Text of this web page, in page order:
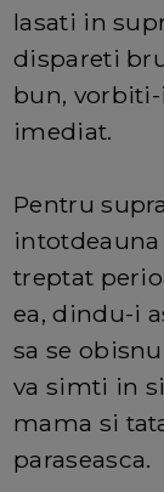
lasati in
dispareti
bun,
imediat.
Pentru
treptat
ea, dindu-i
sa se
va simti in
mama si
paraseasca.